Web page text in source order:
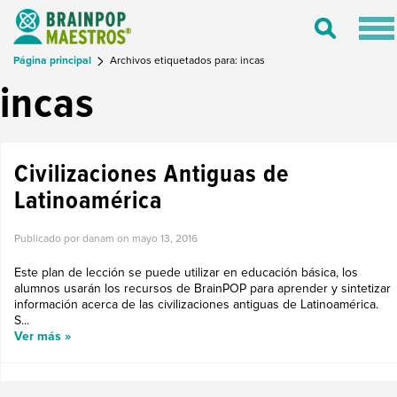
Toggle
Página principal Archivos etiquetados para: incas
incas
Civilizaciones Antiguas de
Latinoamérica
Publicado por danam on mayo 13, 2016
Este plan de lección se puede utilizar en educación básica, los
alumnos usarán los recursos de BrainPOP para aprender y sintetizar
información acerca de las civilizaciones antiguas de Latinoamérica.
S...
Ver más »